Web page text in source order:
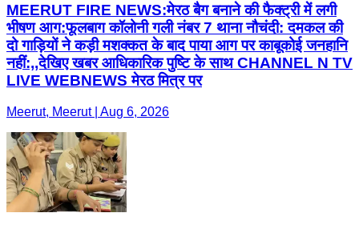
MEERUT FIRE NEWS:मेरठ बैग बनाने की फैक्ट्री में लगी
भीषण आग:फूलबाग कॉलोनी गली नंबर 7 थाना नौचंदी: दमकल की
दो गाड़ियों ने कड़ी मशक्कत के बाद पाया आग पर काबूकोई जनहानि
नहीं:,,देखिए खबर आधिकारिक पुष्टि के साथ CHANNEL N TV
LIVE WEBNEWS मेरठ मित्र पर
Meerut, Meerut | Aug 6, 2026